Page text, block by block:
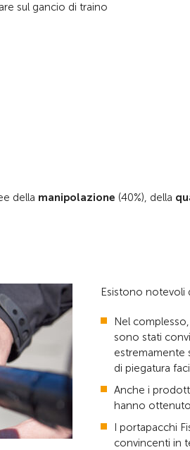
sul gancio di traino
della manipolazione (40%), della
Esistono notevoli
Nel
sono stati
estremamente
di piegatura
Anche i
hanno
I portapacchi
convincenti in